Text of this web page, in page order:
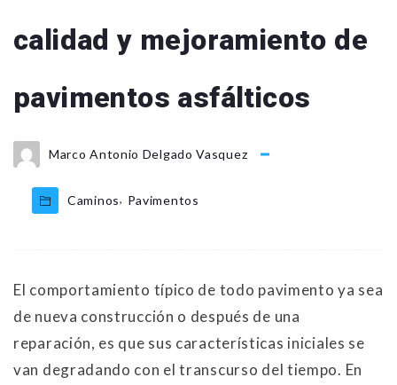
calidad y mejoramiento de
pavimentos asfálticos
Marco Antonio Delgado Vasquez
Caminos, Pavimentos
El comportamiento típico de todo pavimento ya sea
de nueva construcción o después de una
reparación, es que sus características iniciales se
van degradando con el transcurso del tiempo. En